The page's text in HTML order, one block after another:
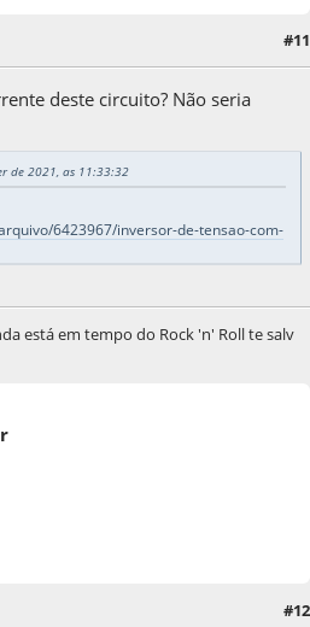
#11
deste circuito? Não seria
de 2021, as 11:33:32
6423967/inversor-de-tensao-com-
está em tempo do Rock 'n' Roll te salv
#12